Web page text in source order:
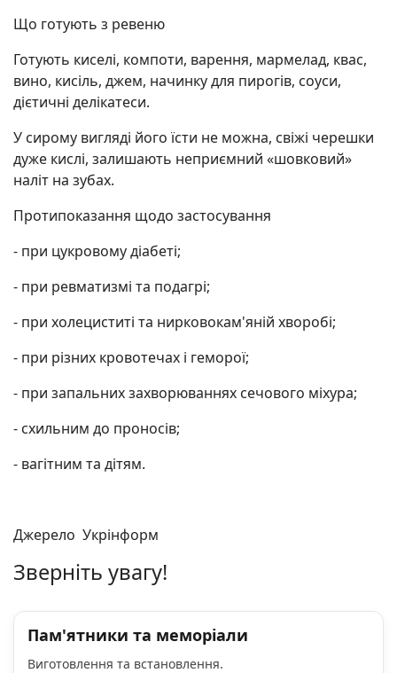
Що готують з ревеню
Готують киселі, компоти, варення, мармелад, квас,
вино, кисіль, джем, начинку для пирогів, соуси,
дієтичні делікатеси.
У сирому вигляді його їсти не можна, свіжі черешки
дуже кислі, залишають неприємний «шовковий»
наліт на зубах.
Протипоказання щодо застосування
- при цукровому діабеті;
- при ревматизмі та подагрі;
- при холециститі та нирковокам'яній хворобі;
- при різних кровотечах і геморої;
- при запальних захворюваннях сечового міхура;
- схильним до проносів;
- вагітним та дітям.
Джерело Укрінформ
Зверніть увагу!
Пам'ятники та меморіали
Виготовлення та встановлення.